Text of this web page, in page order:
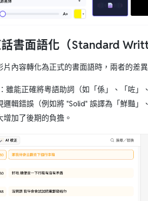
書面語化（Standard
片內容轉化為正式的書面語時，兩者的差異
雖能正確將粵語助詞（如「係」、「咗
邏輯錯誤（例如將 "Solid" 誤譯為「鮮豔
增加了後期的負擔。